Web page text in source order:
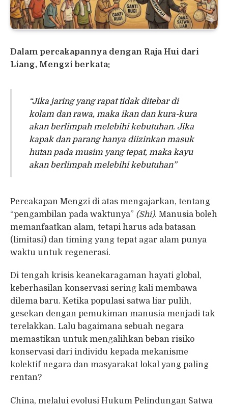
Dalam percakapannya dengan Raja Hui dari
Liang, Mengzi berkata:
“Jika jaring yang rapat tidak ditebar di
kolam dan rawa, maka ikan dan kura-kura
akan berlimpah melebihi kebutuhan. Jika
kapak dan parang hanya diizinkan masuk
hutan pada musim yang tepat, maka kayu
akan berlimpah melebihi kebutuhan”
Percakapan Mengzi di atas mengajarkan, tentang
“pengambilan pada waktunya” (Shi). Manusia boleh
memanfaatkan alam, tetapi harus ada batasan
(limitasi) dan timing yang tepat agar alam punya
waktu untuk regenerasi.
Di tengah krisis keanekaragaman hayati global,
keberhasilan konservasi sering kali membawa
dilema baru. Ketika populasi satwa liar pulih,
gesekan dengan pemukiman manusia menjadi tak
terelakkan. Lalu bagaimana sebuah negara
memastikan untuk mengalihkan beban risiko
konservasi dari individu kepada mekanisme
kolektif negara dan masyarakat lokal yang paling
rentan?
China, melalui evolusi Hukum Pelindungan Satwa